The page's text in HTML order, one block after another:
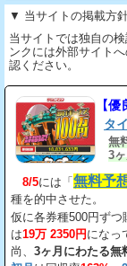
▼ 当サイトの掲載方
当サイトでは独自の
ンクには外部サイト
認ください。
【優
タ
無
3
8/5には「 無料予
種を的中させた。
仮に各券種500円ずつ
は19万 2350円 になっ
尚、 3ヶ月にわたる無